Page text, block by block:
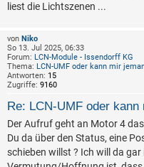
liest die Lichtszenen ...
von Niko
So 13. Jul 2025, 06:33
Forum: LCN-Module - Issendorff KG
Thema: LCN-UMF oder kann mir
Antworten: 15
Zugriffe: 9160
Re: LCN-UMF oder
Der Aufruf geht an Motor 4
Du da über den Status, eine
schieben willst ? Ich will da